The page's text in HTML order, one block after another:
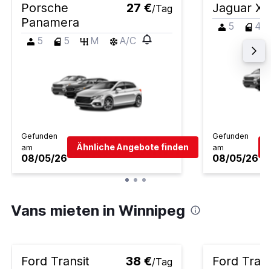
Porsche
Panamera
27 €/Tag
5 5 M A/C
Gefunden
am
08/05/26
Ähnliche Angebote finden
Jaguar XF
5 4
Gefunden
am
08/05/26
Vans mieten in Winnipeg
Ford Transit 38 €/Tag
Ford